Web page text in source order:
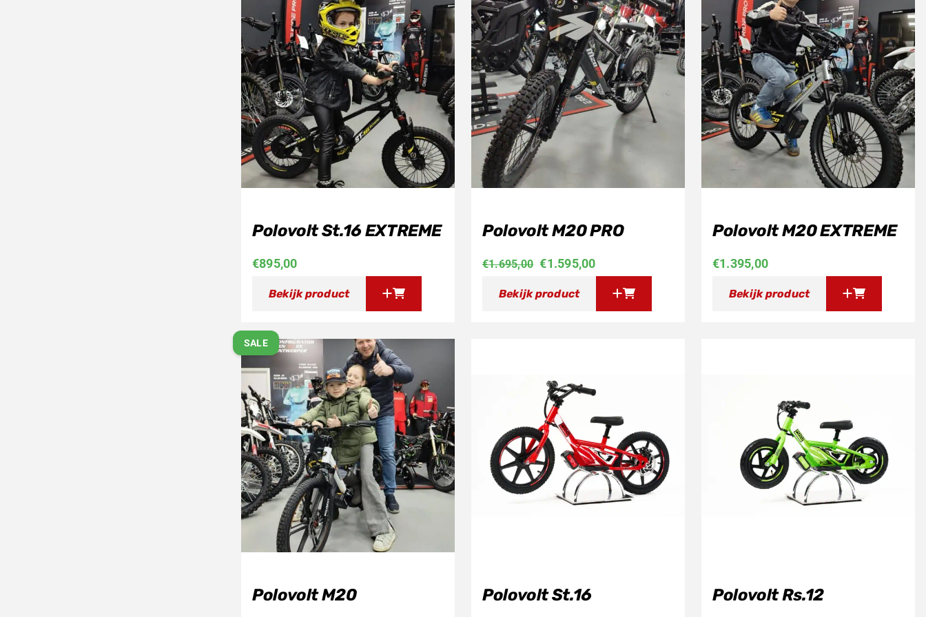
Polovolt St.16 EXTREME
€895,00
Bekijk product
Polovolt M20 PRO
€1.695,00 Oorspronkelijke
prijs
€1.595,00Huidige
prijs
is:
Bekijk product
Polovolt M20 EXTREME
€1.395,00
Bekijk product
SALE
Polovolt M20 Polovolt St.16 Polovolt Rs.12